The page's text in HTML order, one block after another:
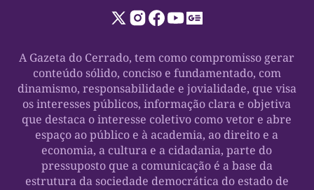
A Gazeta do Cerrado, tem como compromisso gerar
conteúdo sólido, conciso e fundamentado, com
dinamismo, responsabilidade e jovialidade, que visa
os interesses públicos, informação clara e objetiva
que destaca o interesse coletivo como vetor e abre
espaço ao público e à academia, ao direito e a
economia, a cultura e a cidadania, parte do
pressuposto que a comunicação é a base da
estrutura da sociedade democrática do estado de